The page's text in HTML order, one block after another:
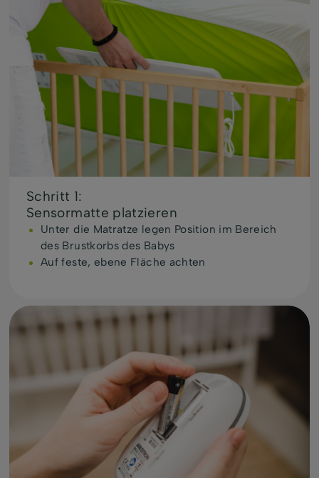
Schritt 1:
Sensormatte platzieren
Unter die Matratze legen Position im Bereich
des Brustkorbs des Babys
Auf feste, ebene Fläche achten